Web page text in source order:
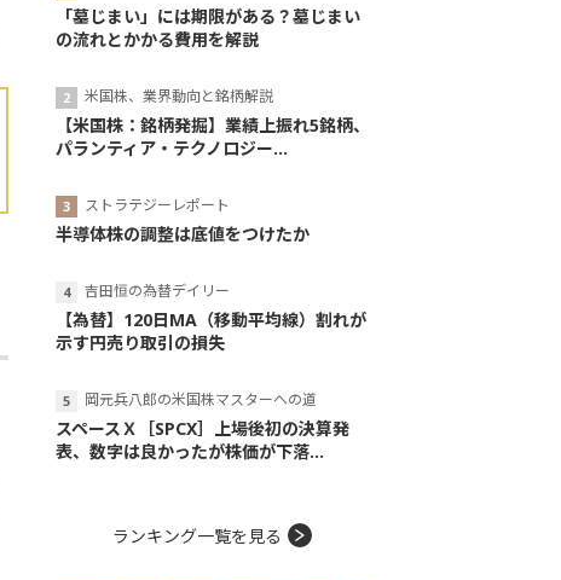
「墓じまい」には期限がある？墓じまい
の流れとかかる費用を解説
米国株、業界動向と銘柄解説
【米国株：銘柄発掘】業績上振れ5銘柄、
パランティア・テクノロジー...
ストラテジーレポート
半導体株の調整は底値をつけたか
吉田恒の為替デイリー
【為替】120日MA（移動平均線）割れが
示す円売り取引の損失
岡元兵八郎の米国株マスターへの道
スペースＸ［SPCX］上場後初の決算発
表、数字は良かったが株価が下落...
ランキング一覧を見る